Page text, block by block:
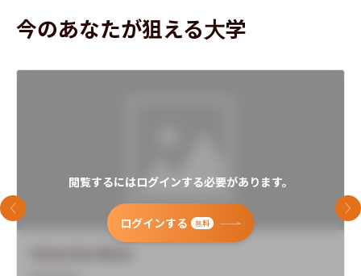
今のあなたが狙える大学
閲覧するにはログインする必要があります。
ログインする 無料
前のスライド 次